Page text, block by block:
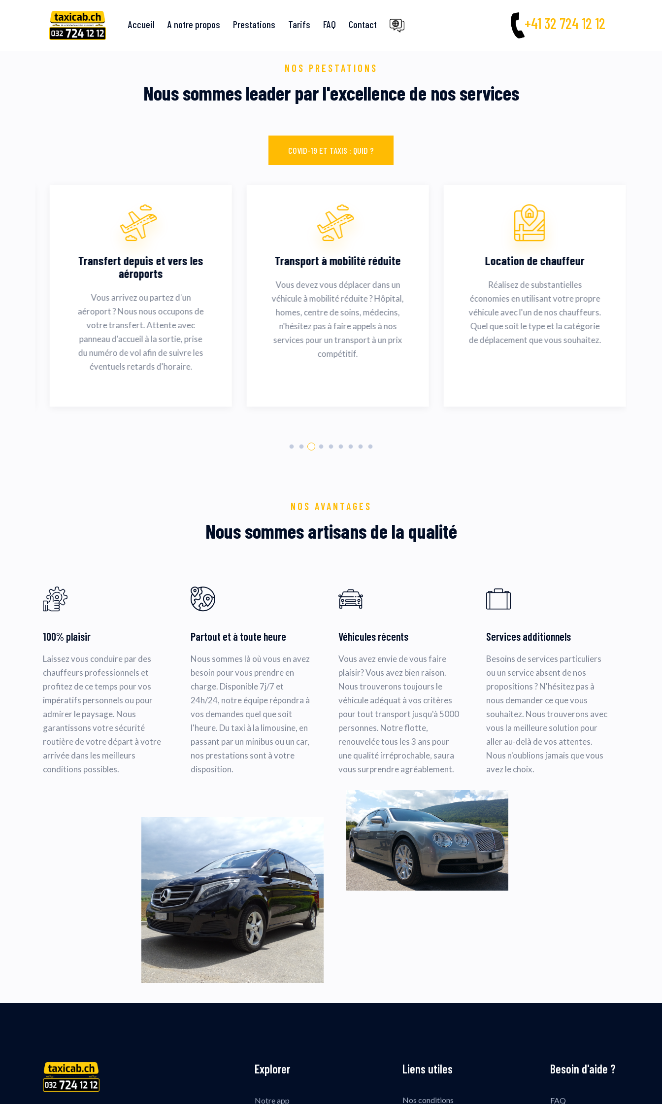
Accueil A notre propos Prestations Tarifs FAQ Contact +41 32 724 12 12
NOS PRESTATIONS
Nous sommes leader par l'excellence de nos services
COVID-19 ET TAXIS : QUID ?
Transfert depuis et vers les
aéroports
Vous arrivez ou partez d'un
aéroport ? Nous nous occupons de
votre transfert. Attente avec
panneau d'accueil à la sortie, prise
du numéro de vol afin de suivre les
éventuels retards d'horaire.
Transport à mobilité réduite
Vous devez vous déplacer dans un
véhicule à mobilité réduite ? Hôpital,
homes, centre de soins, médecins,
n'hésitez pas à faire appels à nos
services pour un transport à un prix
compétitif.
Location de chauffeur
Réalisez de substantielles
économies en utilisant votre propre
véhicule avec l'un de nos chauffeurs.
Quel que soit le type et la catégorie
de déplacement que vous souhaitez.
NOS AVANTAGES
Nous sommes artisans de la qualité
100% plaisir
Laissez vous conduire par des
chauffeurs professionnels et
profitez de ce temps pour vos
impératifs personnels ou pour
admirer le paysage. Nous
garantissons votre sécurité
routière de votre départ à votre
arrivée dans les meilleurs
conditions possibles.
Partout et à toute heure
Nous sommes là où vous en avez
besoin pour vous prendre en
charge. Disponible 7j/7 et
24h/24, notre équipe répondra à
vos demandes quel que soit
l'heure. Du taxi à la limousine, en
passant par un minibus ou un car,
nos prestations sont à votre
disposition.
Véhicules récents
Vous avez envie de vous faire
plaisir? Vous avez bien raison.
Nous trouverons toujours le
véhicule adéquat à vos critères
pour tout transport jusqu'à 5000
personnes. Notre flotte,
renouvelée tous les 3 ans pour
une qualité irréprochable, saura
vous surprendre agréablement.
Services additionnels
Besoins de services particuliers
ou un service absent de nos
propositions ? N'hésitez pas à
nous demander ce que vous
souhaitez. Nous trouverons avec
vous la meilleure solution pour
aller au-delà de vos attentes.
Nous n'oublions jamais que vous
avez le choix.
Explorer
Notre app
Liens utiles
Nos conditions
Besoin d'aide ?
FAQ